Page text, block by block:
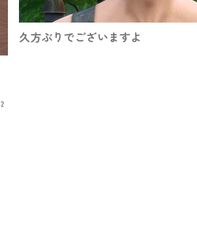
久方ぶりでございますよ
2